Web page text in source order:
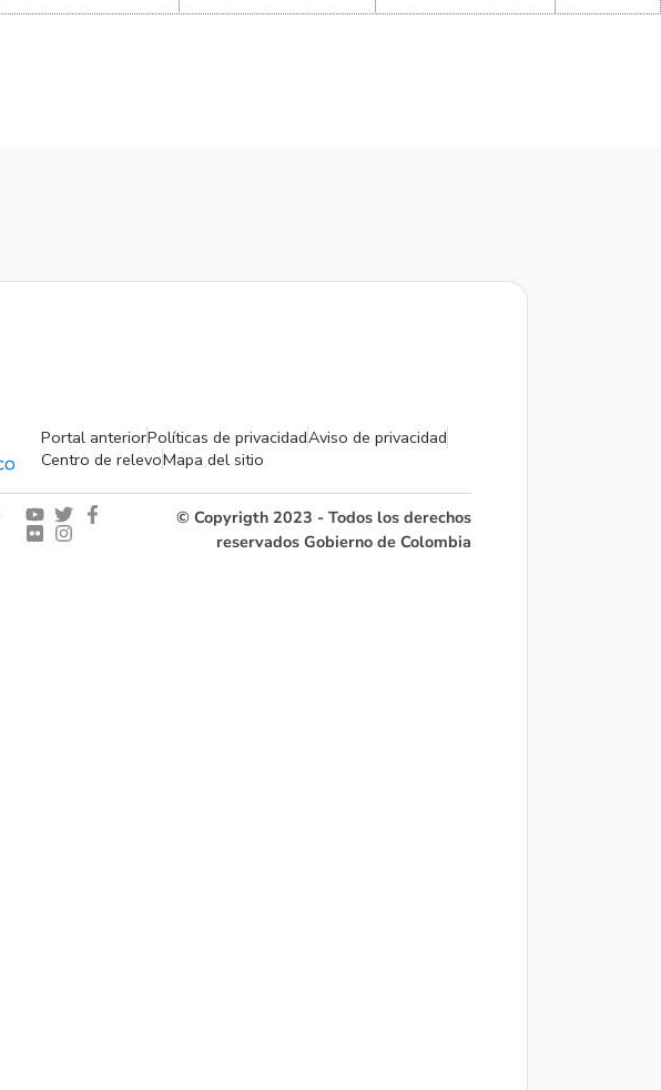
Portal anteriorPolíticas de privacidadAviso de privacidad
Centro de relevoMapa del sitio
© Copyrigth 2023 - Todos los derechos
reservados Gobierno de Colombia